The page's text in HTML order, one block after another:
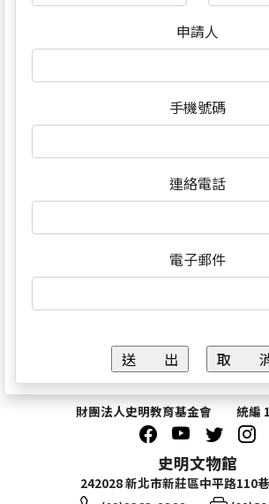
申請人
手機號碼
連絡電話
電子郵件
財團法人史明教育基金會 統編
史明文物館
242028 新北市新莊區中平路110